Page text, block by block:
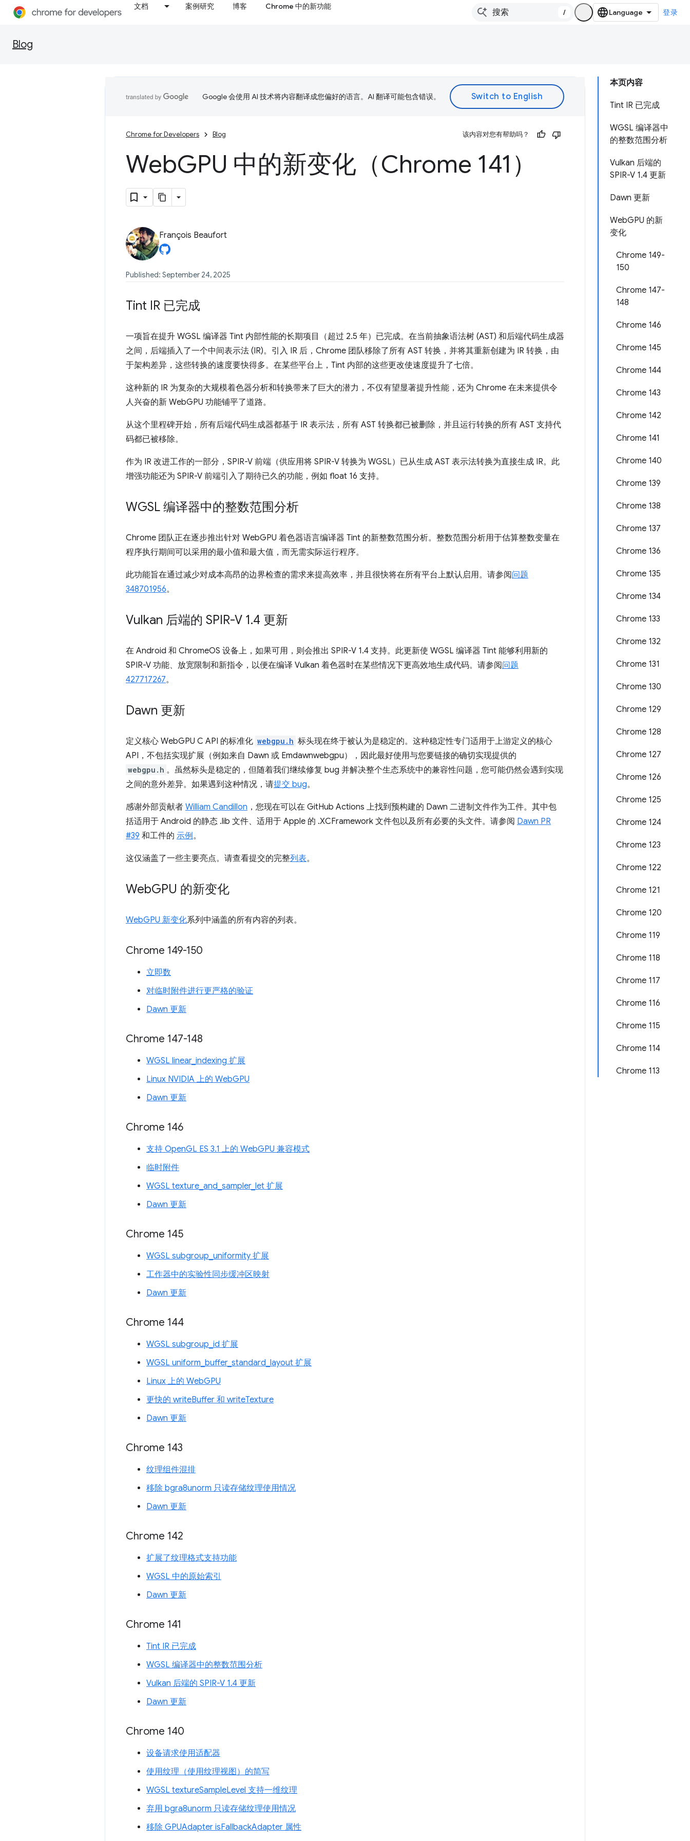
文档 案例研究 博客 Chrome 中的新功能
/ 登录
Blog
本页内容
Tint IR 已完成
WGSL 编译器中
的整数范围分析
Vulkan 后端的
SPIR-V 1.4 更新
Dawn 更新
WebGPU 的新
变化
Chrome 149-
150
Chrome 147-
148
Chrome 146
Chrome 145
Chrome 144
Chrome 143
Chrome 142
Chrome 141
Chrome 140
Chrome 139
Chrome 138
Chrome 137
Chrome 136
Chrome 135
Chrome 134
Chrome 133
Chrome 132
Chrome 131
Chrome 130
Chrome 129
Chrome 128
Chrome 127
Chrome 126
Chrome 125
Chrome 124
Chrome 123
Chrome 122
Chrome 121
Chrome 120
Chrome 119
Chrome 118
Chrome 117
Chrome 116
Chrome 115
Chrome 114
Chrome 113
Google 会使用 AI 技术将内容翻译成您偏好的语言。AI 翻译可能包含错误。
Chrome for Developers Blog 该内容对您有帮助吗？
WebGPU 中的新变化（Chrome 141）
François Beaufort
Published: September 24, 2025
Tint IR 已完成
一项旨在提升 WGSL 编译器 Tint 内部性能的长期项目（超过 2.5 年）已完成。在当前抽象语法树 (AST) 和后端代码生成器
之间，后端插入了一个中间表示法 (IR)。引入 IR 后，Chrome 团队移除了所有 AST 转换，并将其重新创建为 IR 转换，由
于架构差异，这些转换的速度要快得多。在某些平台上，Tint 内部的这些更改使速度提升了七倍。
这种新的 IR 为复杂的大规模着色器分析和转换带来了巨大的潜力，不仅有望显著提升性能，还为 Chrome 在未来提供令
人兴奋的新 WebGPU 功能铺平了道路。
从这个里程碑开始，所有后端代码生成器都基于 IR 表示法，所有 AST 转换都已被删除，并且运行转换的所有 AST 支持代
码都已被移除。
作为 IR 改进工作的一部分，SPIR-V 前端（供应用将 SPIR-V 转换为 WGSL）已从生成 AST 表示法转换为直接生成 IR。此
增强功能还为 SPIR-V 前端引入了期待已久的功能，例如 float 16 支持。
WGSL 编译器中的整数范围分析
Chrome 团队正在逐步推出针对 WebGPU 着色器语言编译器 Tint 的新整数范围分析。整数范围分析用于估算整数变量在
程序执行期间可以采用的最小值和最大值，而无需实际运行程序。
此功能旨在通过减少对成本高昂的边界检查的需求来提高效率，并且很快将在所有平台上默认启用。请参阅问题
348701956。
Vulkan 后端的 SPIR-V 1.4 更新
在 Android 和 ChromeOS 设备上，如果可用，则会推出 SPIR-V 1.4 支持。此更新使 WGSL 编译器 Tint 能够利用新的
SPIR-V 功能、放宽限制和新指令，以便在编译 Vulkan 着色器时在某些情况下更高效地生成代码。请参阅问题
427717267。
Dawn 更新
定义核心 WebGPU C API 的标准化 webgpu.h 标头现在终于被认为是稳定的。这种稳定性专门适用于上游定义的核心
API，不包括实现扩展（例如来自 Dawn 或 Emdawnwebgpu），因此最好使用与您要链接的确切实现提供的
webgpu.h 。虽然标头是稳定的，但随着我们继续修复 bug 并解决整个生态系统中的兼容性问题，您可能仍然会遇到实现
之间的意外差异。如果遇到这种情况，请提交 bug。
感谢外部贡献者 William Candillon ，您现在可以在 GitHub Actions 上找到预构建的 Dawn 二进制文件作为工件。其中包
括适用于 Android 的静态 .lib 文件、适用于 Apple 的 .XCFramework 文件包以及所有必要的头文件。请参阅 Dawn PR
#39 和工件的 示例。
这仅涵盖了一些主要亮点。请查看提交的完整列表。
WebGPU 的新变化
WebGPU 新变化系列中涵盖的所有内容的列表。
Chrome 149-150
立即数
对临时附件进行更严格的验证
Dawn 更新
Chrome 147-148
WGSL linear_indexing 扩展
Linux NVIDIA 上的 WebGPU
Dawn 更新
Chrome 146
支持 OpenGL ES 3.1 上的 WebGPU 兼容模式
临时附件
WGSL texture_and_sampler_let 扩展
Dawn 更新
Chrome 145
WGSL subgroup_uniformity 扩展
工作器中的实验性同步缓冲区映射
Dawn 更新
Chrome 144
WGSL subgroup_id 扩展
WGSL uniform_buffer_standard_layout 扩展
Linux 上的 WebGPU
更快的 writeBuffer 和 writeTexture
Dawn 更新
Chrome 143
纹理组件混排
移除 bgra8unorm 只读存储纹理使用情况
Dawn 更新
Chrome 142
扩展了纹理格式支持功能
WGSL 中的原始索引
Dawn 更新
Chrome 141
Tint IR 已完成
WGSL 编译器中的整数范围分析
Vulkan 后端的 SPIR-V 1.4 更新
Dawn 更新
Chrome 140
设备请求使用适配器
使用纹理（使用纹理视图）的简写
WGSL textureSampleLevel 支持一维纹理
弃用 bgra8unorm 只读存储纹理使用情况
移除 GPUAdapter isFallbackAdapter 属性